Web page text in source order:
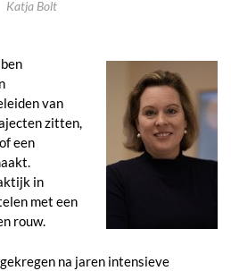
Katja Bolt
van
zitten,
een
in
met een
rouw.
na jaren intensieve